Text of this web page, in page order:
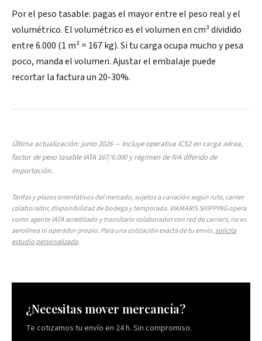
Por el peso tasable: pagas el mayor entre el peso real y el
volumétrico. El volumétrico es el volumen en cm³ dividido
entre 6.000 (1 m³ = 167 kg). Si tu carga ocupa mucho y pesa
poco, manda el volumen. Ajustar el embalaje puede
recortar la factura un 20-30%.
Última actualización: junio 2026 — Incluye operativa ICS2 en carga aérea,
factor de peso tasable IATA 167/6.000 y régimen de IVA diferido de
importación.
Tarifas y plazos orientativos del mercado, sujetos a variación según ruta, carrier
colaborador, disponibilidad de bodega y temporada. VIAMARIS SHIPPING opera
como agente IATA acreditado y transitario colaborador con red de carriers; no es
aerolínea ni operador propio. Para una cotización exacta de tu envío,solicita
estudio personalizado.
¿Necesitas mover mercancía?
Te cotizamos tu envío en 24 h. Sin compromiso.